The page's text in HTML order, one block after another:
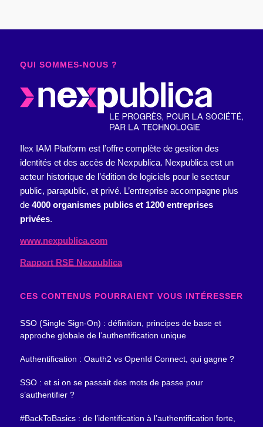
QUI SOMMES-NOUS ?
Ilex IAM Platform est l’offre complète de gestion des
identités et des accès de Nexpublica. Nexpublica est un
acteur historique de l’édition de logiciels pour le secteur
public, parapublic, et privé. L’entreprise accompagne plus
de 4000 organismes publics et 1200 entreprises
privées.
www.nexpublica.com
Rapport RSE Nexpublica
CES CONTENUS POURRAIENT VOUS INTÉRESSER
SSO (Single Sign-On) : définition, principes de base et
approche globale de l’authentification unique
Authentification : Oauth2 vs OpenId Connect, qui gagne ?
SSO : et si on se passait des mots de passe pour
s’authentifier ?
#BackToBasics : de l’identification à l’authentification forte,